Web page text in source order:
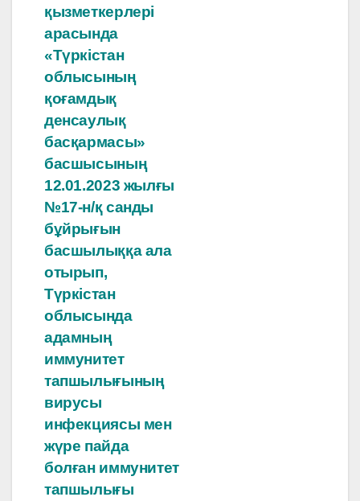
қызметкерлері
арасында
«Түркістан
облысының
қоғамдық
денсаулық
басқармасы»
басшысының
12.01.2023 жылғы
№17-н/қ санды
бұйрығын
басшылыққа ала
отырып,
Түркістан
облысында
адамның
иммунитет
тапшылығының
вирусы
инфекциясы мен
жүре пайда
болған иммунитет
тапшылығы